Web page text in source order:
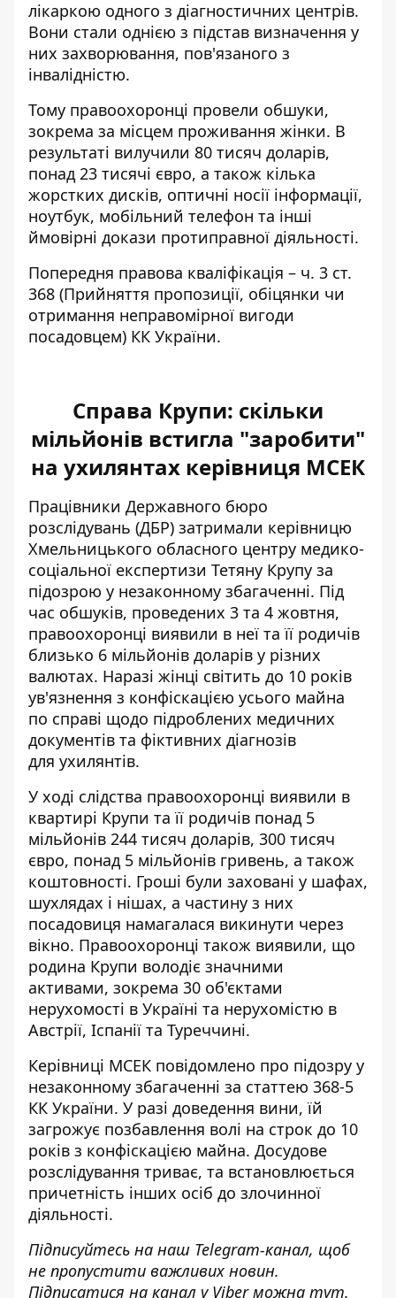
лікаркою одного з діагностичних центрів.
Вони стали однією з підстав визначення у
них захворювання, пов'язаного з
інвалідністю.
Тому правоохоронці провели обшуки,
зокрема за місцем проживання жінки. В
результаті вилучили 80 тисяч доларів,
понад 23 тисячі євро, а також кілька
жорстких дисків, оптичні носії інформації,
ноутбук, мобільний телефон та інші
ймовірні докази протиправної діяльності.
Попередня правова кваліфікація – ч. 3 ст.
368 (Прийняття пропозиції, обіцянки чи
отримання неправомірної вигоди
посадовцем) КК України.
Справа Крупи: скільки
мільйонів встигла "заробити"
на ухилянтах керівниця МСЕК
Працівники Державного бюро
розслідувань (ДБР) затримали керівницю
Хмельницького обласного центру медико-
соціальної експертизи Тетяну Крупу за
підозрою у незаконному збагаченні. Під
час обшуків, проведених 3 та 4 жовтня,
правоохоронці виявили в неї та її родичів
близько 6 мільйонів доларів у різних
валютах. Наразі жінці світить до 10 років
ув'язнення з конфіскацією усього майна
по справі щодо підроблених медичних
документів та фіктивних діагнозів
для ухилянтів.
У ході слідства правоохоронці виявили в
квартирі Крупи та її родичів понад 5
мільйонів 244 тисяч доларів, 300 тисяч
євро, понад 5 мільйонів гривень, а також
коштовності. Гроші були заховані у шафах,
шухлядах і нішах, а частину з них
посадовиця намагалася викинути через
вікно. Правоохоронці також виявили, що
родина Крупи володіє значними
активами, зокрема 30 об'єктами
нерухомості в Україні та нерухомістю в
Австрії, Іспанії та Туреччині.
Керівниці МСЕК повідомлено про підозру у
незаконному збагаченні за статтею 368-5
КК України. У разі доведення вини, їй
загрожує позбавлення волі на строк до 10
років з конфіскацією майна. Досудове
розслідування триває, та встановлюється
причетність інших осіб до злочинної
діяльності.
Підписуйтесь на наш Telegram-канал, щоб
не пропустити важливих новин.
Підписатися на канал у Viber можна тут.